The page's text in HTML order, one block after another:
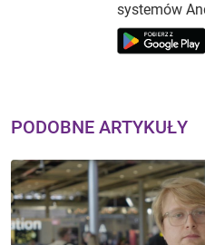
systemów
PODOBNE ARTYKUŁY